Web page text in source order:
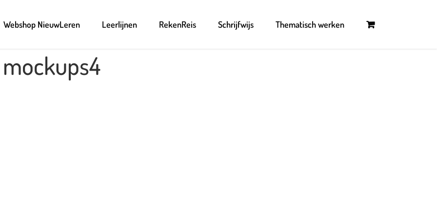
Webshop NieuwLeren Leerlijnen RekenReis Schrijfwijs Thematisch werken